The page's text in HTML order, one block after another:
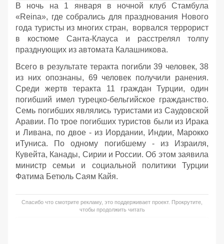
В ночь на 1 января в ночной клуб Стамбула
«Reina», где собрались для празднования Нового
года туристы из многих стран, ворвался террорист
в костюме Санта-Клауса и расстрелял толпу
празднующих из автомата Калашникова.
Всего в результате теракта погибли 39 человек, 38
из них опознаны, 69 человек получили ранения.
Среди жертв теракта 11 граждан Турции, один
погибший имел турецко-бельгийское гражданство.
Семь погибших являлись туристами из Саудовской
Аравии. По трое погибших туристов были из Ирака
и Ливана, по двое - из Иордании, Индии, Марокко
иТуниса. По одному погибшему - из Израиля,
Кувейта, Канады, Сирии и России. Об этом заявила
министр семьи и социальной политики Турции
Фатима Бетюль Саям Кайя.
Спасибо что смотрите рекламу, это поддерживает проект. Прокрутите,
чтобы продолжить читать